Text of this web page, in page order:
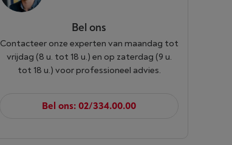
Bel ons
Contacteer onze experten van maandag tot
vrijdag (8 u. tot 18 u.) en op zaterdag (9 u.
tot 18 u.) voor professioneel advies.
Bel ons: 02/334.00.00